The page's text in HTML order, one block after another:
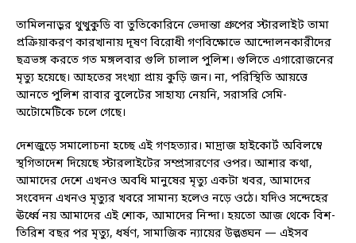
তামিলনাড়ুর থুত্থুকুডি বা তুতিকোরিনে ভেদান্তা গ্রুপের স্টারলাইট তামা
প্রক্রিয়াকরণ কারখানায় দূষণ বিরোধী গণবিক্ষোভে আন্দোলনকারীদের
ছত্রভঙ্গ করতে গত মঙ্গলবার গুলি চালাল পুলিশ। গুলিতে এগারোজনের
মৃত্যু হয়েছে। আহতের সংখ্যা প্রায় কুড়ি জন। না, পরিস্থিতি আয়ত্তে
আনতে পুলিশ রাবার বুলেটের সাহায্য নেয়নি, সরাসরি সেমি-
অটোমেটিকে চলে গেছে।
দেশজুড়ে সমালোচনা হচ্ছে এই গণহত্যার। মাদ্রাজ হাইকোর্ট অবিলম্বে
স্থগিতাদেশ দিয়েছে স্টারলাইটের সম্প্রসারণের ওপর। আশার কথা,
আমাদের দেশে এখনও অবধি মানুষের মৃত্যু একটা খবর, আমাদের
সংবেদন এখনও মৃত্যুর খবরে সামান্য হলেও নড়ে ওঠে। যদিও সন্দেহের
ঊর্ধ্বে নয় আমাদের এই শোক, আমাদের নিন্দা। হয়তো আজ থেকে বিশ-
তিরিশ বছর পর মৃত্যু, ধর্ষণ, সামাজিক ন্যায়ের উল্লঙ্ঘন — এইসব